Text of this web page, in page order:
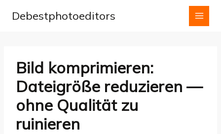
InhaltDebestphotoeditors
Bild komprimieren:
Dateigröße reduzieren —
ohne Qualität zu
ruinieren